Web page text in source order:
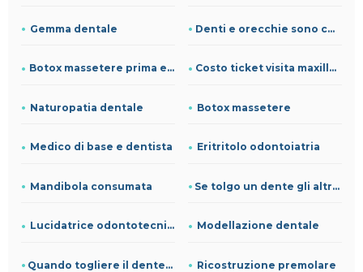
Gemma dentale Denti e orecchie sono collegati
Botox massetere prima e dopo Costo ticket visita maxillo facciale
Naturopatia dentale Botox massetere
Medico di base e dentista Eritritolo odontoiatria
Mandibola consumata Se tolgo un dente gli altri si allargano
Lucidatrice odontotecnico Modellazione dentale
Quando togliere il dente del giudizio Ricostruzione premolare